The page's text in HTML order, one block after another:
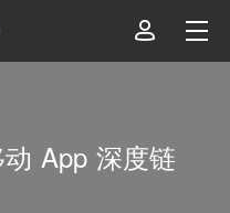
App 深度链